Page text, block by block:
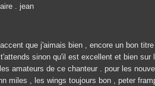
. jean
que j'aimais bien , encore un bon titre
sinon qu'il est excellent et bien sur
amateurs de ce chanteur . pour les
miles , les wings toujours bon , peter